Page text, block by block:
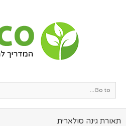
Go to...
תאורת גינה סולארית